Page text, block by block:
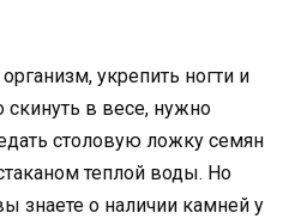
укрепить ногти и
в весе, нужно
столовую ложку семян
теплой воды. Но
знаете о наличии камней у